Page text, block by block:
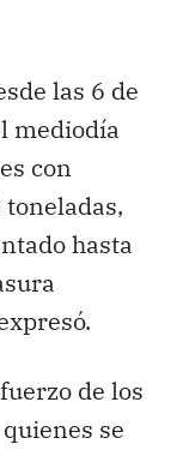
las 6 de
mediodía
con
hasta
de los
se